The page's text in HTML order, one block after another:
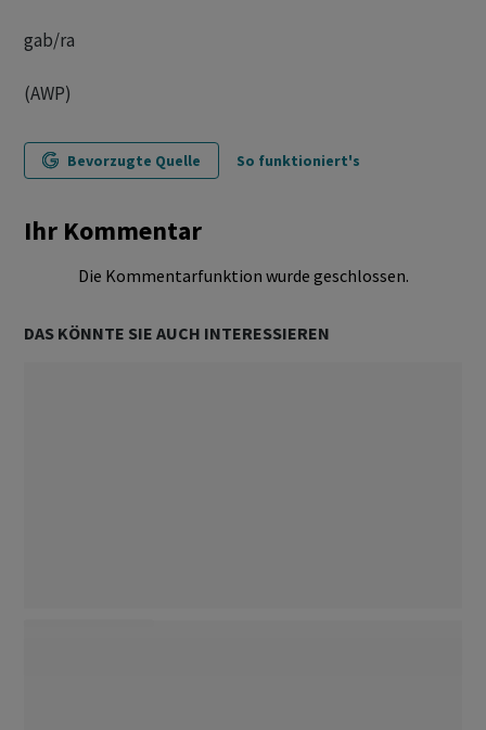
gab/ra
(AWP)
Bevorzugte Quelle So funktioniert's
Ihr Kommentar
Die Kommentarfunktion wurde geschlossen.
DAS KÖNNTE SIE AUCH INTERESSIEREN